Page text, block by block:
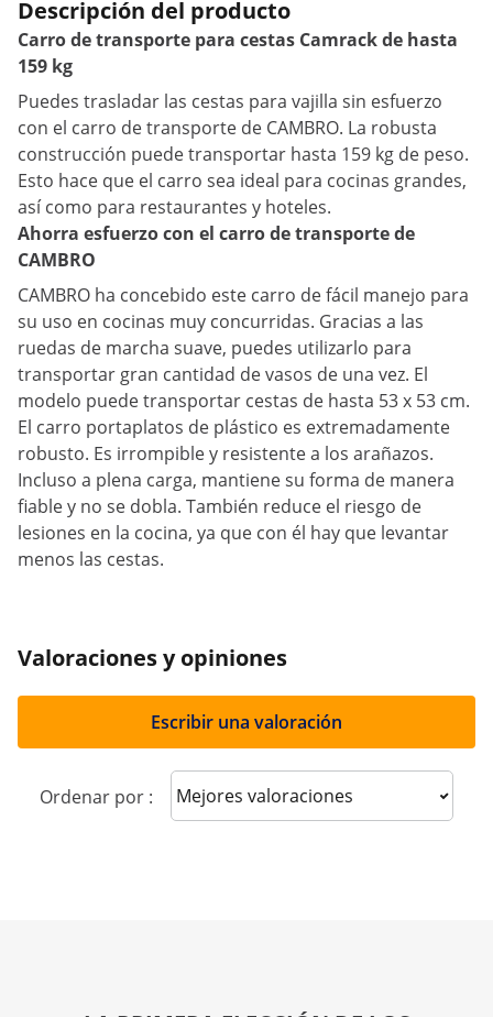
Descripción del producto
Carro de transporte para cestas Camrack de hasta
159 kg
Puedes trasladar las cestas para vajilla sin esfuerzo
con el carro de transporte de CAMBRO. La robusta
construcción puede transportar hasta 159 kg de peso.
Esto hace que el carro sea ideal para cocinas grandes,
así como para restaurantes y hoteles.
Ahorra esfuerzo con el carro de transporte de
CAMBRO
CAMBRO ha concebido este carro de fácil manejo para
su uso en cocinas muy concurridas. Gracias a las
ruedas de marcha suave, puedes utilizarlo para
transportar gran cantidad de vasos de una vez. El
modelo puede transportar cestas de hasta 53 x 53 cm.
El carro portaplatos de plástico es extremadamente
robusto. Es irrompible y resistente a los arañazos.
Incluso a plena carga, mantiene su forma de manera
fiable y no se dobla. También reduce el riesgo de
lesiones en la cocina, ya que con él hay que levantar
menos las cestas.
Valoraciones y opiniones
Escribir una valoración
Ordenar por : Sort reviews